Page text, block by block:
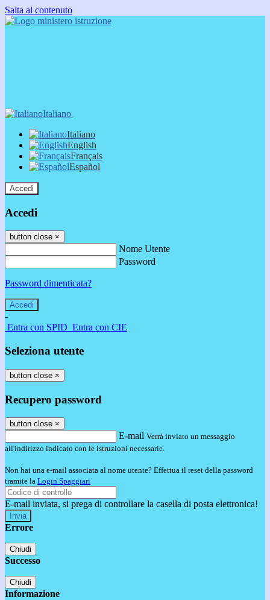
Salta al contenuto
Italiano
Italiano
English
Français
Español
Accedi
Accedi
button close ×
Nome Utente
Password
Password dimenticata?
-
Entra con SPID Entra con CIE
Seleziona utente
button close ×
Recupero password
button close ×
E-mail Verrà inviato un messaggio
all'indirizzo indicato con le istruzioni necessarie.
Non hai una e-mail associata al nome utente? Effettua il reset della password
tramite la Login Spaggiari
E-mail inviata, si prega di controllare la casella di posta elettronica!
Errore
Chiudi
Successo
Chiudi
Informazione